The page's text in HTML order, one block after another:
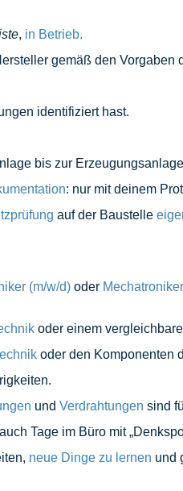
, in Betrieb.
gemäß den Vorgaben
identifiziert hast.
bis zur Erzeugungsanlage
: nur mit deinem
auf der Baustelle
(m/w/d) oder Mechatroniker
oder einem
oder den Komponenten
und Verdrahtungen sind
Tage im Büro mit
neue Dinge zu lernen und